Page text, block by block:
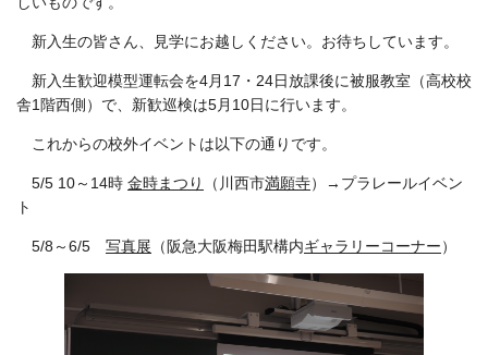
新入生の皆さん、見学にお越しください。お待ちしています。
新入生歓迎模型運転会を4月17・24日放課後に被服教室（高校校
舎1階西側）で、新歓巡検は5月10日に行います。
これからの校外イベントは以下の通りです。
5/5 10～14時 金時まつり （川西市満願寺）→プラレールイベン
ト
5/8～6/5 写真展 （阪急大阪梅田駅構内ギャラリーコーナー）